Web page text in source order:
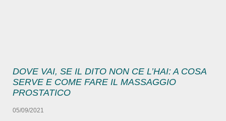
DOVE VAI, SE IL DITO NON CE L’HAI: A COSA
SERVE E COME FARE IL MASSAGGIO
PROSTATICO
05/09/2021